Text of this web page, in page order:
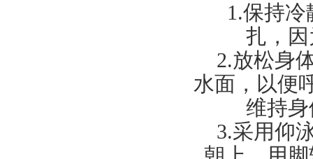
1.保持冷
扎，
2.放松身
水面，以便
维持
3.采用仰